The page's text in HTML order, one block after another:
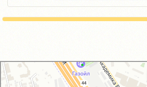
GM-City&VAG-Repair
Автосервис, автотехцентр в Москве
Магазин автозапчастей и автотоваров в Москве